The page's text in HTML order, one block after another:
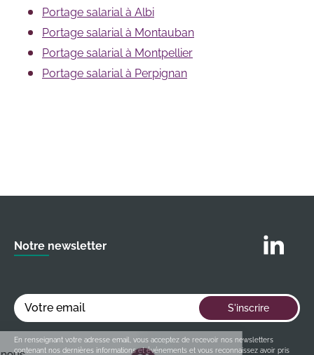
Portage salarial à Albi
Portage salarial à Montauban
Portage salarial à Montpellier
Portage salarial à Perpignan
Notre newsletter
Votre email S'inscrire
En renseignant votre adresse email, vous acceptez de recevoir nos newsletters
contenant nos dernières informations et événements et vous reconnaissez avoir pris
Suivez